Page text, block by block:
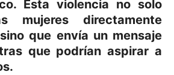
Esta violencia no solo
mujeres directamente
que envía un mensaje
que podrían aspirar a